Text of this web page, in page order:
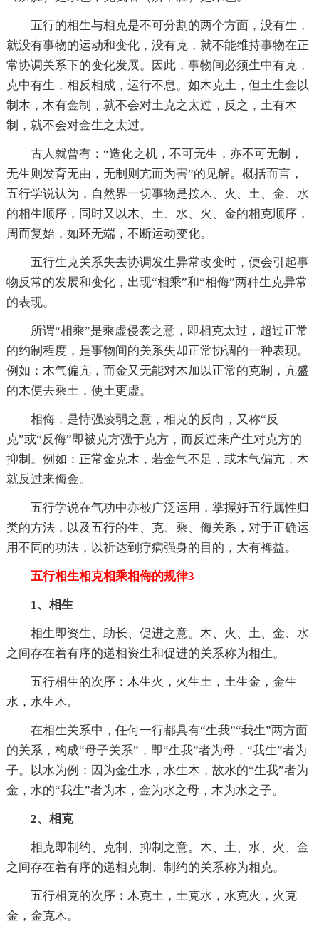
五行的相生与相克是不可分割的两个方面，没有生，
就没有事物的运动和变化，没有克，就不能维持事物在正
常协调关系下的变化发展。因此，事物间必须生中有克，
克中有生，相反相成，运行不息。如木克土，但土生金以
制木，木有金制，就不会对土克之太过，反之，土有木
制，就不会对金生之太过。
古人就曾有：“造化之机，不可无生，亦不可无制，
无生则发育无由，无制则亢而为害”的见解。概括而言，
五行学说认为，自然界一切事物是按木、火、土、金、水
的相生顺序，同时又以木、土、水、火、金的相克顺序，
周而复始，如环无端，不断运动变化。
五行生克关系失去协调发生异常改变时，便会引起事
物反常的发展和变化，出现“相乘”和“相侮”两种生克异常
的表现。
所谓“相乘”是乘虚侵袭之意，即相克太过，超过正常
的约制程度，是事物间的关系失却正常协调的一种表现。
例如：木气偏亢，而金又无能对木加以正常的克制，亢盛
的木便去乘土，使土更虚。
相侮，是恃强凌弱之意，相克的反向，又称“反
克”或“反侮”即被克方强于克方，而反过来产生对克方的
抑制。例如：正常金克木，若金气不足，或木气偏亢，木
就反过来侮金。
五行学说在气功中亦被广泛运用，掌握好五行属性归
类的方法，以及五行的生、克、乘、侮关系，对于正确运
用不同的功法，以祈达到疗病强身的目的，大有裨益。
五行相生相克相乘相侮的规律3
1、相生
相生即资生、助长、促进之意。木、火、土、金、水
之间存在着有序的递相资生和促进的关系称为相生。
五行相生的次序：木生火，火生土，土生金，金生
水，水生木。
在相生关系中，任何一行都具有“生我”“我生”两方面
的关系，构成“母子关系”，即“生我”者为母，“我生”者为
子。以水为例：因为金生水，水生木，故水的“生我”者为
金，水的“我生”者为木，金为水之母，木为水之子。
2、相克
相克即制约、克制、抑制之意。木、土、水、火、金
之间存在着有序的递相克制、制约的关系称为相克。
五行相克的次序：木克土，土克水，水克火，火克
金，金克木。